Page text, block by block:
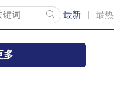
最新 最热
多